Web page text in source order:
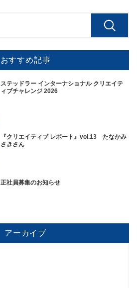
おすすめ記事
ステッドラー インターナショナル クリエイテ
ィブチャレンジ 2026
『クリエイティブ レポート』vol.13 たなかみ
さきさん
正社員募集のお知らせ
アーカイブ